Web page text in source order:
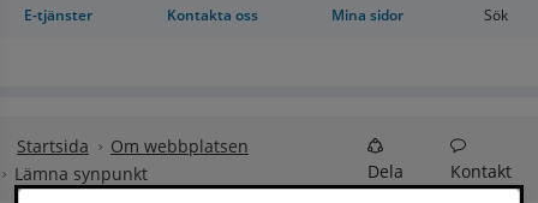
E-tjänster Kontakta oss Mina sidor Sök
Startsida
Om webbplatsen
Lämna synpunkt
Dela Kontakt